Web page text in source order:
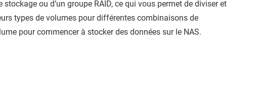
ou d’un groupe RAID, ce qui vous permet de diviser et
types de volumes pour différentes combinaisons de
pour commencer à stocker des données sur le NAS.